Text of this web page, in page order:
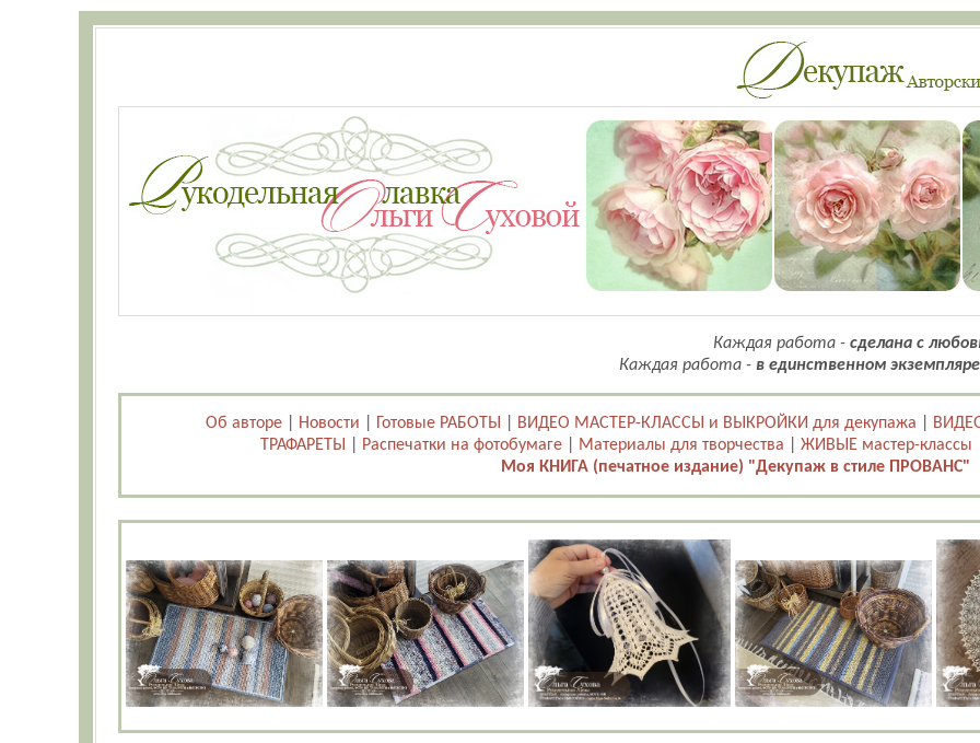
Каждая работа - сделана с
Каждая работа - в единственном экземпляре
Об авторе Новости Готовые РАБОТЫ ВИДЕО МАСТЕР-КЛАССЫ и ВЫКРОЙКИ для декупажа
ТРАФАРЕТЫ
Распечатки на фотобумаге Материалы для творчества ЖИВЫЕ мастер-классы
Моя КНИГА (печатное издание) "Декупаж в стиле ПРОВАНС"